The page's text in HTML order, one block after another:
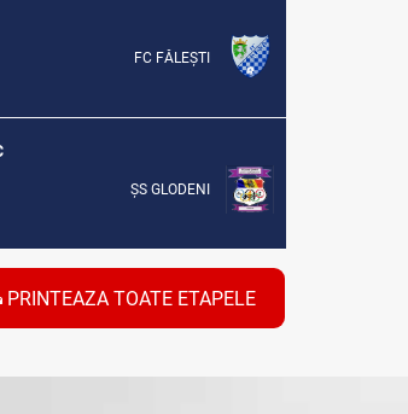
FC FĂLEȘTI
ȘS GLODENI
PRINTEAZA TOATE ETAPELE